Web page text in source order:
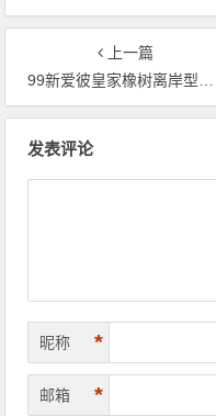
上一篇
99新爱彼皇家橡树离岸型系列精钢自动机械男表回收价格查询
发表评论
昵称 *
邮箱 *